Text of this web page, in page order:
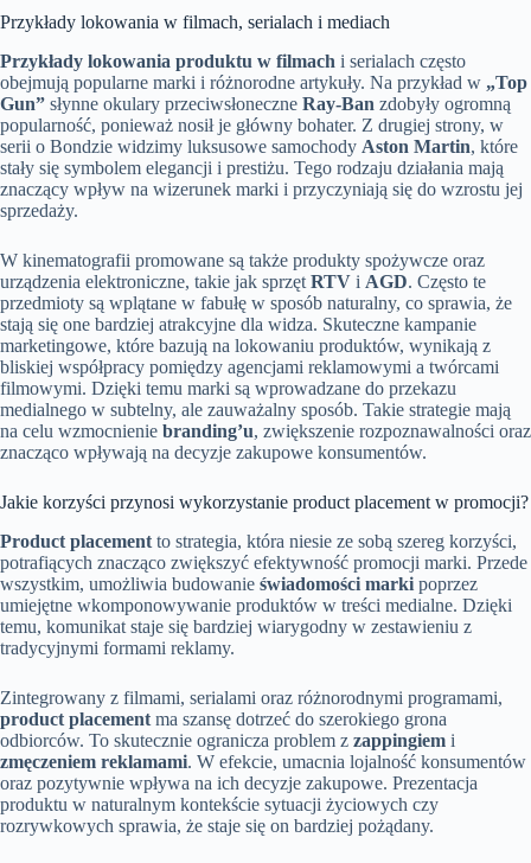
Przykłady lokowania w filmach, serialach i mediach
Przykłady lokowania produktu w filmach i serialach często
obejmują popularne marki i różnorodne artykuły. Na przykład w „Top
Gun” słynne okulary przeciwsłoneczne Ray-Ban zdobyły ogromną
popularność, ponieważ nosił je główny bohater. Z drugiej strony, w
serii o Bondzie widzimy luksusowe samochody Aston Martin, które
stały się symbolem elegancji i prestiżu. Tego rodzaju działania mają
znaczący wpływ na wizerunek marki i przyczyniają się do wzrostu jej
sprzedaży.
W kinematografii promowane są także produkty spożywcze oraz
urządzenia elektroniczne, takie jak sprzęt RTV i AGD. Często te
przedmioty są wplątane w fabułę w sposób naturalny, co sprawia, że
stają się one bardziej atrakcyjne dla widza. Skuteczne kampanie
marketingowe, które bazują na lokowaniu produktów, wynikają z
bliskiej współpracy pomiędzy agencjami reklamowymi a twórcami
filmowymi. Dzięki temu marki są wprowadzane do przekazu
medialnego w subtelny, ale zauważalny sposób. Takie strategie mają
na celu wzmocnienie branding’u, zwiększenie rozpoznawalności oraz
znacząco wpływają na decyzje zakupowe konsumentów.
Jakie korzyści przynosi wykorzystanie product placement w promocji?
Product placement to strategia, która niesie ze sobą szereg korzyści,
potrafiących znacząco zwiększyć efektywność promocji marki. Przede
wszystkim, umożliwia budowanie świadomości marki poprzez
umiejętne wkomponowywanie produktów w treści medialne. Dzięki
temu, komunikat staje się bardziej wiarygodny w zestawieniu z
tradycyjnymi formami reklamy.
Zintegrowany z filmami, serialami oraz różnorodnymi programami,
product placement ma szansę dotrzeć do szerokiego grona
odbiorców. To skutecznie ogranicza problem z zappingiem i
zmęczeniem reklamami. W efekcie, umacnia lojalność konsumentów
oraz pozytywnie wpływa na ich decyzje zakupowe. Prezentacja
produktu w naturalnym kontekście sytuacji życiowych czy
rozrywkowych sprawia, że staje się on bardziej pożądany.